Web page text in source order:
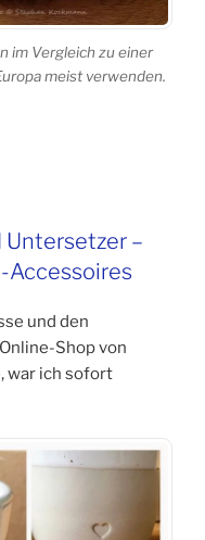
im Vergleich zu einer
meist verwenden.
Untersetzer –
Accessoires
und den
Shop von
war ich sofort